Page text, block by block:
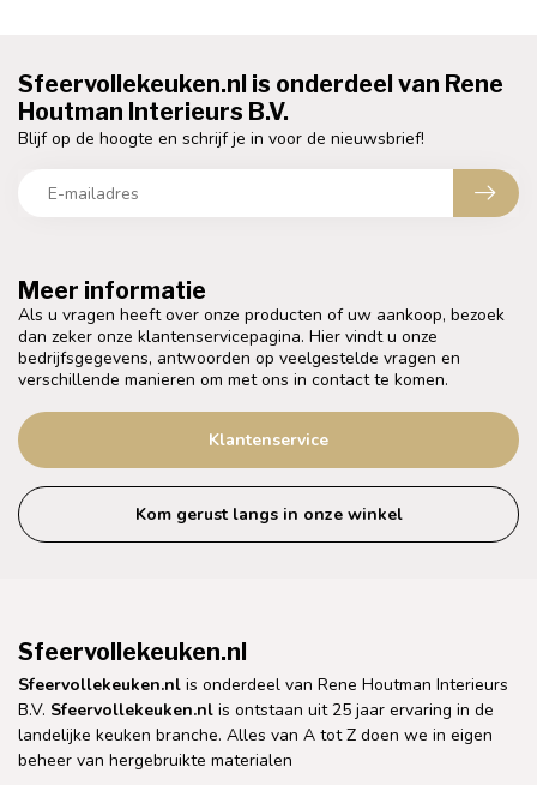
Meer informatie
Als u vragen heeft over onze producten of uw aankoop, bezoek
dan zeker onze klantenservicepagina. Hier vindt u onze
bedrijfsgegevens, antwoorden op veelgestelde vragen en
verschillende manieren om met ons in contact te komen.
Klantenservice
Kom gerust langs in onze winkel
Sfeervollekeuken.nl is onderdeel van Rene
Houtman Interieurs B.V.
Blijf op de hoogte en schrijf je in voor de nieuwsbrief!
Sfeervollekeuken.nl
Sfeervollekeuken.nl is onderdeel van Rene Houtman Interieurs
B.V. Sfeervollekeuken.nl is ontstaan uit 25 jaar ervaring in de
landelijke keuken branche. Alles van A tot Z doen we in eigen
beheer van hergebruikte materialen